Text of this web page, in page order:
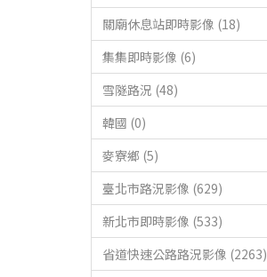
關廟休息站即時影像 (18)
集集即時影像 (6)
雪隧路況 (48)
韓國 (0)
麥寮鄉 (5)
臺北市路況影像 (629)
新北市即時影像 (533)
省道快速公路路況影像 (2263)